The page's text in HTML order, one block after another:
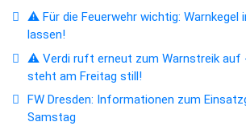
⚠️ Für die Feuerwehr wichtig: Warnkegel
lassen!
⚠️ Verdi ruft erneut zum Warnstreik auf
steht am Freitag still!
FW Dresden: Informationen zum
Samstag